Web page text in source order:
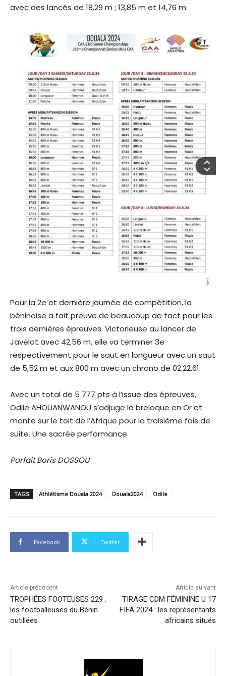
avec des lancés de 18,29 m ; 13,85 m et 14,76 m.
Pour la 2e et dernière journée de compétition, la
béninoise a fait preuve de beaucoup de tact pour les
trois dernières épreuves. Victorieuse au lancer de
Javelot avec 42,56 m, elle va terminer 3e
respectivement pour le saut en longueur avec un saut
de 5,52 m et aux 800 m avec un chrono de 02.22.61.
Avec un total de 5 777 pts à l’issue des épreuves,
Odile AHOUANWANOU s’adjuge la breloque en Or et
monte sur le toit de l’Afrique pour la troisième fois de
suite. Une sacrée performance.
Parfait Boris DOSSOU
TAGS Athlétisme Douala 2024 Douala2024 Odile
Facebook Twitter
Article précédent
TROPHÉES FOOTEUSES 229 :
les footballeuses du Bénin
outillées
Article suivant
TIRAGE CDM FÉMININE U 17
FIFA 2024 : les représentants
africains situés